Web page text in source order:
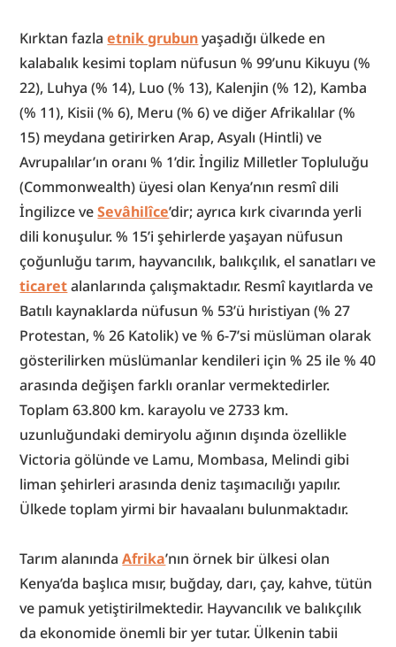
Kırktan fazla etnik grubun yaşadığı ülkede en
kalabalık kesimi toplam nüfusun % 99’unu Kikuyu (%
22), Luhya (% 14), Luo (% 13), Kalenjin (% 12), Kamba
(% 11), Kisii (% 6), Meru (% 6) ve diğer Afrikalılar (%
15) meydana getirirken Arap, Asyalı (Hintli) ve
Avrupalılar’ın oranı % 1’dir. İngiliz Milletler Topluluğu
(Commonwealth) üyesi olan Kenya’nın resmî dili
İngilizce ve Sevâhilîce’dir; ayrıca kırk civarında yerli
dili konuşulur. % 15’i şehirlerde yaşayan nüfusun
ticaret alanlarında çalışmaktadır. Resmî kayıtlarda ve
Batılı kaynaklarda nüfusun % 53’ü hıristiyan (% 27
Protestan, % 26 Katolik) ve % 6-7’si müslüman olarak
gösterilirken müslümanlar kendileri için % 25 ile % 40
arasında değişen farklı oranlar vermektedirler.
Toplam 63.800 km. karayolu ve 2733 km.
uzunluğundaki demiryolu ağının dışında özellikle
Victoria gölünde ve Lamu, Mombasa, Melindi gibi
liman şehirleri arasında deniz taşımacılığı yapılır.
Ülkede toplam yirmi bir havaalanı bulunmaktadır.
Tarım alanında Afrika’nın örnek bir ülkesi olan
Kenya’da başlıca mısır, buğday, darı, çay, kahve, tütün
ve pamuk yetiştirilmektedir. Hayvancılık ve balıkçılık
da ekonomide önemli bir yer tutar. Ülkenin tabii